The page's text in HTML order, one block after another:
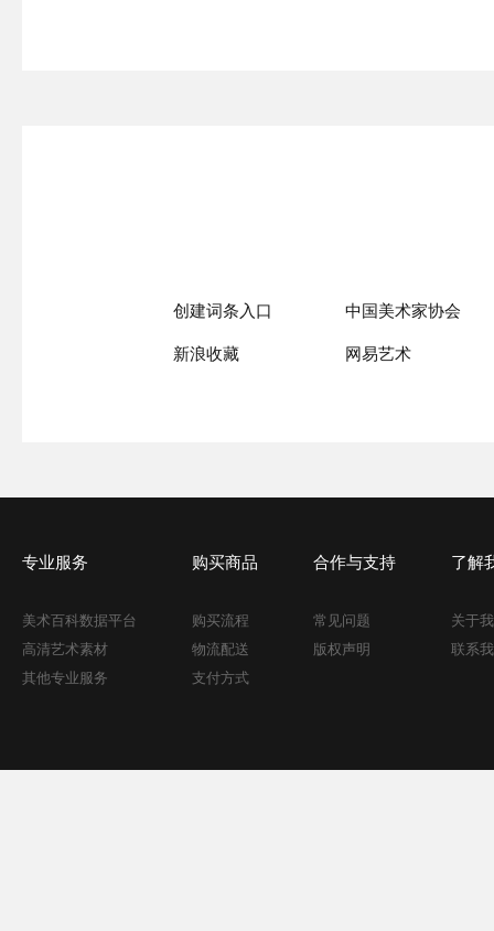
创建词条入口 中国美术家协会
新浪收藏 网易艺术
专业服务
美术百科数据平台
高清艺术素材
其他专业服务
购买商品
购买流程
物流配送
支付方式
合作与支持
常见问题
版权声明
了解
关于
联系